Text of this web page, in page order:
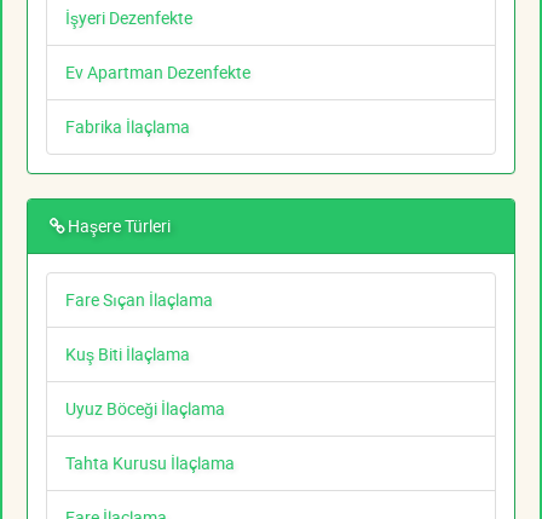
İşyeri Dezenfekte
Ev Apartman Dezenfekte
Fabrika İlaçlama
Haşere Türleri
Fare Sıçan İlaçlama
Kuş Biti İlaçlama
Uyuz Böceği İlaçlama
Tahta Kurusu İlaçlama